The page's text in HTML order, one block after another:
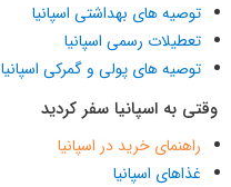
توصیه های بهداشتی اسپانیا
تعطیلات رسمی اسپانیا
توصیه های پولی و گمرکی اسپانیا
وقتی به اسپانیا سفر کردید
راهنمای خرید در اسپانیا
غذاهای اسپانیا